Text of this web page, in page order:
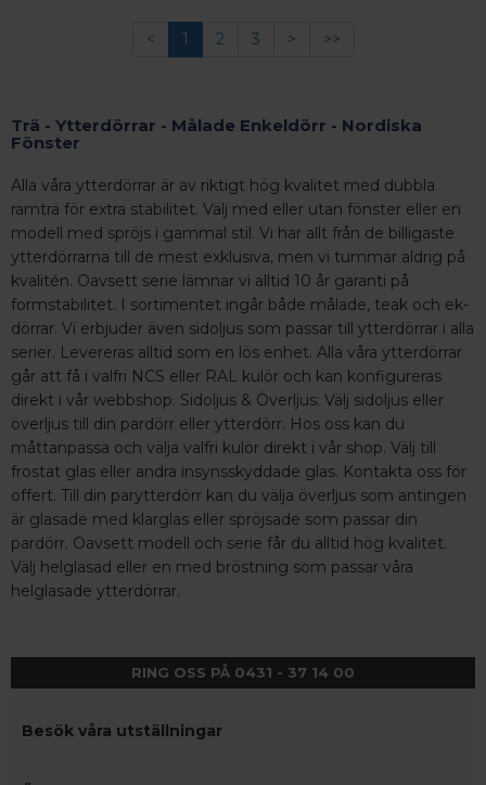
< 1 2 3 > >>
Trä - Ytterdörrar - Målade Enkeldörr - Nordiska
Fönster
Alla våra ytterdörrar är av riktigt hög kvalitet med dubbla
ramträ för extra stabilitet. Välj med eller utan fönster eller en
modell med spröjs i gammal stil. Vi har allt från de billigaste
ytterdörrarna till de mest exklusiva, men vi tummar aldrig på
kvalitén. Oavsett serie lämnar vi alltid 10 år garanti på
formstabilitet. I sortimentet ingår både målade, teak och ek-
dörrar. Vi erbjuder även sidoljus som passar till ytterdörrar i alla
serier. Levereras alltid som en lös enhet. Alla våra ytterdörrar
går att få i valfri NCS eller RAL kulör och kan konfigureras
direkt i vår webbshop. Sidoljus & Överljus: Välj sidoljus eller
överljus till din pardörr eller ytterdörr. Hos oss kan du
måttanpassa och välja valfri kulör direkt i vår shop. Välj till
frostat glas eller andra insynsskyddade glas. Kontakta oss för
offert. Till din parytterdörr kan du välja överljus som antingen
är glasade med klarglas eller spröjsade som passar din
pardörr. Oavsett modell och serie får du alltid hög kvalitet.
Välj helglasad eller en med bröstning som passar våra
helglasade ytterdörrar.
RING OSS PÅ 0431 - 37 14 00
Besök våra utställningar